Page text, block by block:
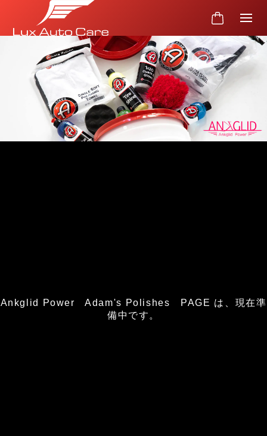
Ankglid Power Adam's Polishes PAGE は、現在準
備中です。